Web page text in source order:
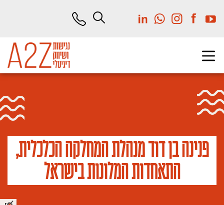
פנינה בן דוד מנהלת המחלקה הכלכלית,
התאחדות המלונות בישראל